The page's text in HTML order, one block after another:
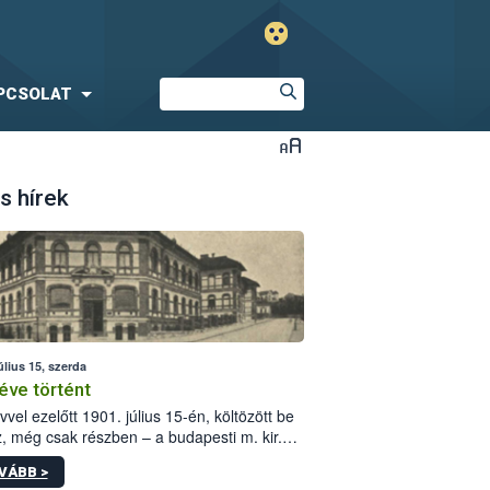
hírek
15, szerda
történt
ezelőtt 1901. július 15-én, költözött be
még csak részben – a budapesti m. kir.
állomás a Kis Rókus utca
alatti, Czigler Győző által tervezett új
>